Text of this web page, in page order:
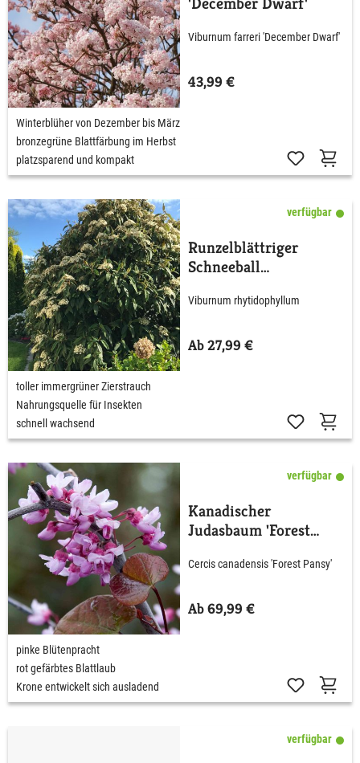
Viburnum farreri 'December Dwarf'
43,99 €
Winterblüher von Dezember bis März
bronzegrüne Blattfärbung im Herbst
platzsparend und kompakt
verfügbar
Runzelblättriger
Schneeball
Viburnum rhytidophyllum
Ab 27,99 €
toller immergrüner Zierstrauch
Nahrungsquelle für Insekten
schnell wachsend
verfügbar
Kanadischer
Judasbaum 'Forest
Cercis canadensis 'Forest Pansy'
Ab 69,99 €
pinke Blütenpracht
rot gefärbtes Blattlaub
Krone entwickelt sich ausladend
verfügbar